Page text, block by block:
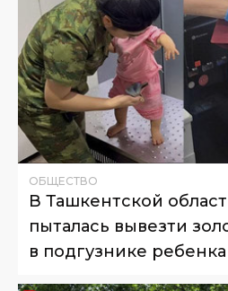
ОБЩЕСТВО
В Ташкентской
пыталась вывезти
в подгузнике ребенка